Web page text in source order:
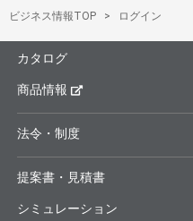
ビジネス情報TOP ログイン
カタログ
商品情報
法令・制度
提案書・見積書
シミュレーション